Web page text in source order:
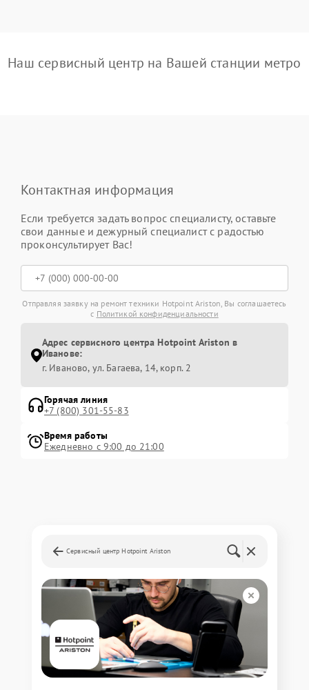
Наш сервисный центр на Вашей станции метро
Контактная информация
Если требуется задать вопрос специалисту, оставьте
свои данные и дежурный специалист с радостью
проконсультирует Вас!
Отправляя заявку на ремонт техники Hotpoint Ariston, Вы соглашаетесь
с Политикой конфиденциальности
Адрес сервисного центра Hotpoint Ariston в
Иванове:
г. Иваново, ул. Багаева, 14, корп. 2
Горячая линия
+7 (800) 301-55-83
Время работы
Ежедневно с 9:00 до 21:00
Сервисный центр Hotpoint Ariston